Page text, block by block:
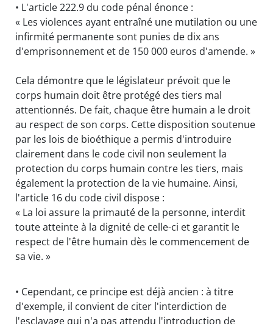
• L'article 222.9 du code pénal énonce :
« Les violences ayant entraîné une mutilation ou une
infirmité permanente sont punies de dix ans
d'emprisonnement et de 150 000 euros d'amende. »
Cela démontre que le législateur prévoit que le
corps humain doit être protégé des tiers mal
attentionnés. De fait, chaque être humain a le droit
au respect de son corps. Cette disposition soutenue
par les lois de bioéthique a permis d'introduire
clairement dans le code civil non seulement la
protection du corps humain contre les tiers, mais
également la protection de la vie humaine. Ainsi,
l'article 16 du code civil dispose :
« La loi assure la primauté de la personne, interdit
toute atteinte à la dignité de celle-ci et garantit le
respect de l'être humain dès le commencement de
sa vie. »
• Cependant, ce principe est déjà ancien : à titre
d'exemple, il convient de citer l'interdiction de
l'esclavage qui n'a pas attendu l'introduction de